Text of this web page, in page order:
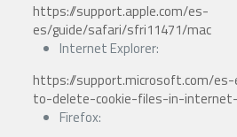
https://support.apple.com/es-
es/guide/safari/sfri11471/mac
Internet Explorer:
https://support.microsoft.com/
to-delete-cookie-files-in-
Firefox: